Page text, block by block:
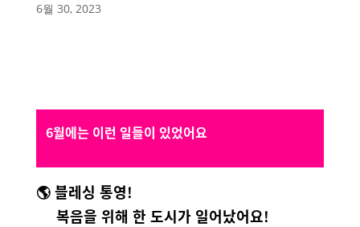
6월 30, 2023
6월에는 이런 일들이 있었어요
🌎블레싱 통영!
복음을 위해 한 도시가 일어났어요!